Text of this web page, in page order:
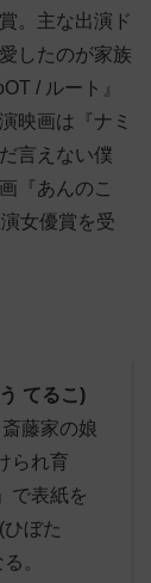
。主な出演ド
したのが家族
/ ルート』
映画は『ナミ
言えない僕
『あんのこ
女優賞を受
てるこ)
藤家の娘
られ育
で表紙を
ぼた
。